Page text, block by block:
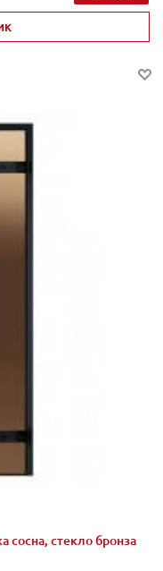
сосна, стекло бронза